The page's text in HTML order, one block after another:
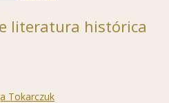
literatura histórica